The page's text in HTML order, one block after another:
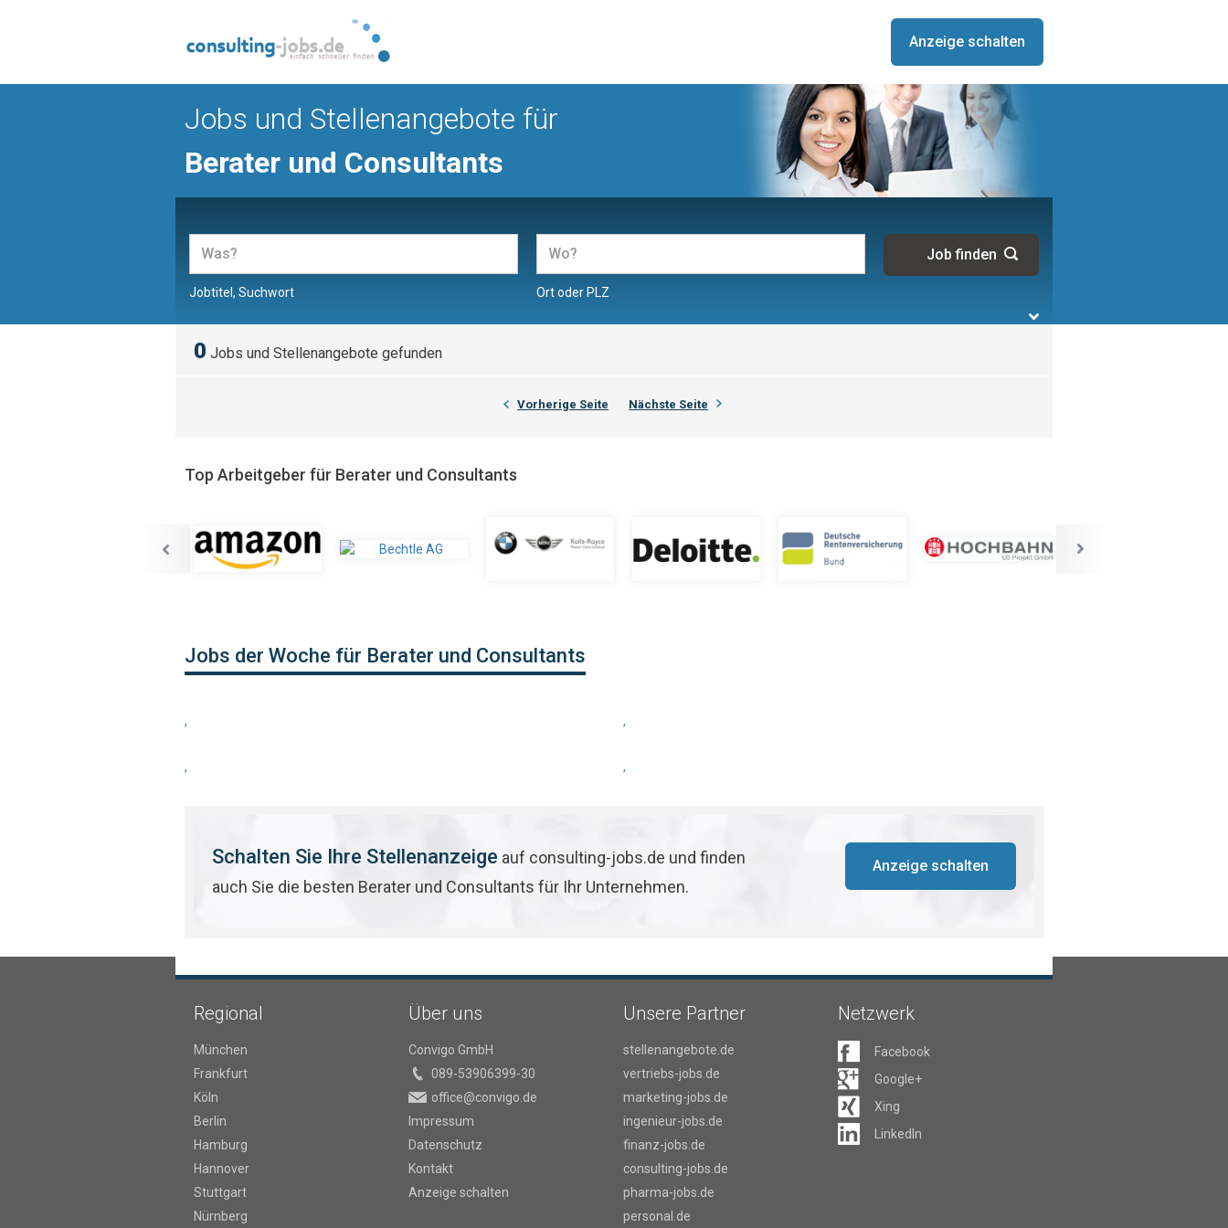
Anzeige schalten
Jobs und Stellenangebote für
Berater und Consultants
Jobtitel, Suchwort Ort oder PLZ
0 Jobs und Stellenangebote gefunden
Vorherige Seite Nächste Seite
Top Arbeitgeber für Berater und Consultants
Jobs der Woche für Berater und Consultants
, ,
, ,
Schalten Sie Ihre Stellenanzeige auf consulting-jobs.de und finden
auch Sie die besten Berater und Consultants für Ihr Unternehmen.
Anzeige schalten
Regional
München
Frankfurt
Köln
Berlin
Hamburg
Hannover
Stuttgart
Nürnberg
Über uns
Convigo GmbH
089-53906399-30
office@convigo.de
Impressum
Datenschutz
Kontakt
Anzeige schalten
Unsere Partner
stellenangebote.de
vertriebs-jobs.de
marketing-jobs.de
ingenieur-jobs.de
finanz-jobs.de
consulting-jobs.de
pharma-jobs.de
personal.de
Netzwerk
Facebook
Google+
Xing
LinkedIn